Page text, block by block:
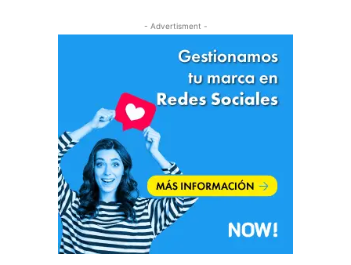
- Advertisment -